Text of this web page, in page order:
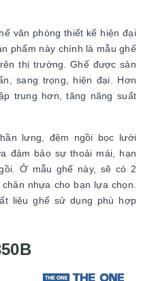
văn phòng thiết kế hiện đại
phẩm này chính là mẫu ghế
thị trường. Ghế được sản
sang trọng, hiện đại. Hơn
trung hơn, tăng năng suất
lưng, đệm ngồi bọc lưới
đảm bảo sự thoải mái, hạn
Ở mẫu ghế này, sẽ có 2
nhựa cho bạn lựa chọn.
liệu ghế sử dụng phù hợp